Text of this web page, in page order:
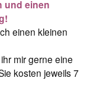
und einen
einen kleinen
mir gerne eine
kosten jeweils 7